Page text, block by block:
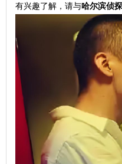
有兴趣了解，请与哈尔滨侦